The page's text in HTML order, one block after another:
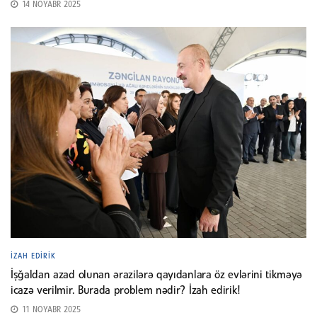
14 NOYABR 2025
İZAH EDIRIK
İşğaldan azad olunan ərazilərə qayıdanlara öz evlərini tikməyə
icazə verilmir. Burada problem nədir? İzah edirik!
11 NOYABR 2025